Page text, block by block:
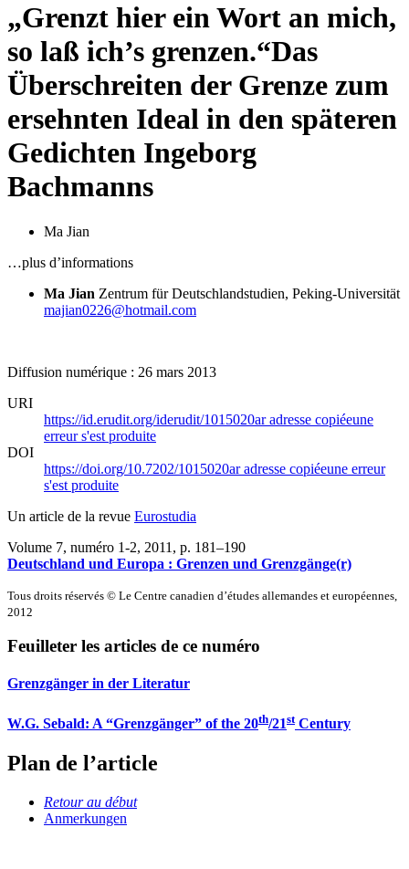
„Grenzt hier ein Wort an mich,
so laß ich’s grenzen.“Das
Überschreiten der Grenze zum
ersehnten Ideal in den späteren
Gedichten Ingeborg
Bachmanns
Ma Jian
…plus d’informations
Ma Jian Zentrum für Deutschlandstudien, Peking-Universität
majian0226@hotmail.com
Diffusion numérique : 26 mars 2013
URI
https://id.erudit.org/iderudit/1015020aradresse copiéeune
erreur s'est produite
DOI
https://doi.org/10.7202/1015020aradresse copiéeune erreur
s'est produite
Un article de la revue Eurostudia
Volume 7, numéro 1-2, 2011 , p. 181–190
Deutschland und Europa : Grenzen und Grenzgänge(r)
Tous droits réservés © Le Centre canadien d’études allemandes et européennes,
2012
Feuilleter les articles de ce numéro
Grenzgänger in der Literatur
W.G. Sebald: A “Grenzgänger” of the 20th/21stCentury
Plan de l’article
Retour au début
Anmerkungen